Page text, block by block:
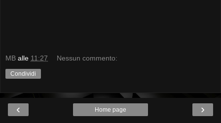
MB alle 11:27 Nessun commento:
Condividi
‹ ›
Home page